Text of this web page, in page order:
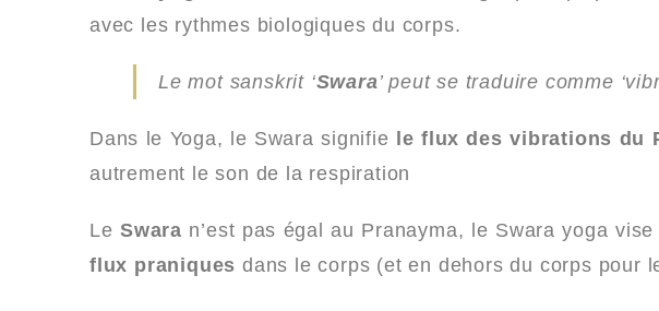
avec les rythmes biologiques du corps.
Le mot sanskrit ‘Swara’ peut se traduire comme
Dans le Yoga, le Swara signifie le flux des vibrations du
autrement le son de la respiration
LeSwara n’est pas égal au Pranayma, le Swara yoga
flux praniques dans le corps (et en dehors du corps pour